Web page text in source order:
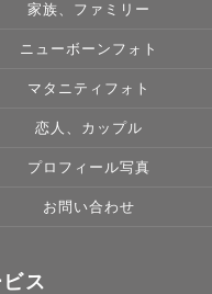
家族、ファミリー
ニューボーンフォト
マタニティフォト
恋人、カップル
プロフィール写真
お問い合わせ
ス